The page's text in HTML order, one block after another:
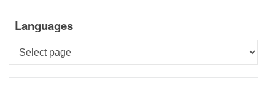
Languages
Languages